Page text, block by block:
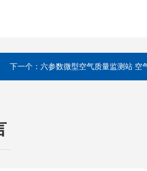
下一个： 六参数微型空气质量监测站 空气质量自